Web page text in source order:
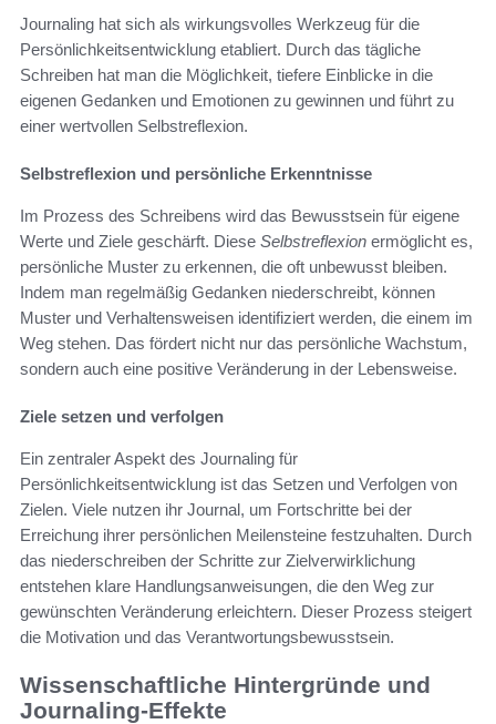
Journaling hat sich als wirkungsvolles Werkzeug für die
Persönlichkeitsentwicklung etabliert. Durch das tägliche
Schreiben hat man die Möglichkeit, tiefere Einblicke in die
eigenen Gedanken und Emotionen zu gewinnen und führt zu
einer wertvollen Selbstreflexion.
Selbstreflexion und persönliche Erkenntnisse
Im Prozess des Schreibens wird das Bewusstsein für eigene
Werte und Ziele geschärft. Diese Selbstreflexion ermöglicht es,
persönliche Muster zu erkennen, die oft unbewusst bleiben.
Indem man regelmäßig Gedanken niederschreibt, können
Muster und Verhaltensweisen identifiziert werden, die einem im
Weg stehen. Das fördert nicht nur das persönliche Wachstum,
sondern auch eine positive Veränderung in der Lebensweise.
Ziele setzen und verfolgen
Ein zentraler Aspekt des Journaling für
Persönlichkeitsentwicklung ist das Setzen und Verfolgen von
Zielen. Viele nutzen ihr Journal, um Fortschritte bei der
Erreichung ihrer persönlichen Meilensteine festzuhalten. Durch
das niederschreiben der Schritte zur Zielverwirklichung
entstehen klare Handlungsanweisungen, die den Weg zur
gewünschten Veränderung erleichtern. Dieser Prozess steigert
die Motivation und das Verantwortungsbewusstsein.
Wissenschaftliche Hintergründe und
Journaling-Effekte